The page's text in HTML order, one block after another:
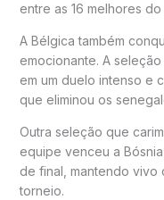
entre as 16 melhores do
A Bélgica também
emocionante. A
em um duelo intenso e
que eliminou os
Outra seleção que
equipe venceu a
de final, mantendo vivo
torneio.